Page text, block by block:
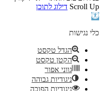
Scroll Up דילוג לתוכן
פתח
נגישות
כלי נגישות
הגדל טקסט
הקטן טקסט
גווני אפור
ניגודיות גבוהה
ניגודיות הפוכה